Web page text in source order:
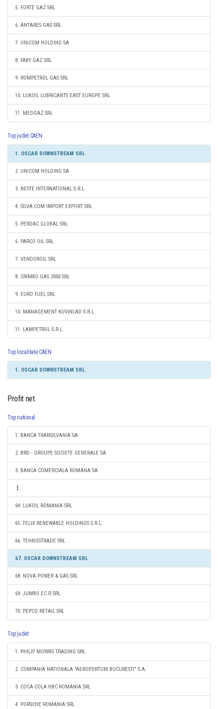
5. FORTE GAZ SRL
6. ANTARES GAS SRL
7. UNICOM HOLDING SA
8. FABY GAZ SRL
9. ROMPETROL GAS SRL
10. LUKOIL LUBRICANTS EAST EUROPE SRL
11. MEDGAZ SRL
Top judet CAEN
1. OSCAR DOWNSTREAM SRL
2. UNICOM HOLDING SA
3. NESTE INTERNATIONAL S.R.L.
4. SILVA COM IMPORT EXPORT SRL
5. PERDAC GLOBAL SRL
6. PARCO OIL SRL
7. VENDOROIL SRL
8. CRIMBO GAS 2000 SRL
9. EURO FUEL SRL
10. MANAGEMENT KUVINLAD S.R.L.
11. LAMPETROL S.R.L.
Top localitate CAEN
1. OSCAR DOWNSTREAM SRL
Profit net
Top national
1. BANCA TRANSILVANIA SA
2. BRD - GROUPE SOCIETE GENERALE SA
3. BANCA COMERCIALA ROMANA SA
64. LUKOIL ROMANIA SRL
65. FELIX RENEWABLE HOLDINGS S.R.L.
66. TEHNOSTRADE SRL
67. OSCAR DOWNSTREAM SRL
68. NOVA POWER & GAS SRL
69. JUMBO EC.R SRL
70. PEPCO RETAIL SRL
Top judet
1. PHILIP MORRIS TRADING SRL
2. COMPANIA NATIONALA "AEROPORTURI BUCURESTI" S.A.
3. COCA-COLA HBC ROMANIA SRL
4. PORSCHE ROMANIA SRL